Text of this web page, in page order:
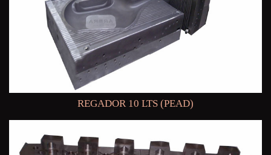
REGADOR 10 LTS (PEAD)